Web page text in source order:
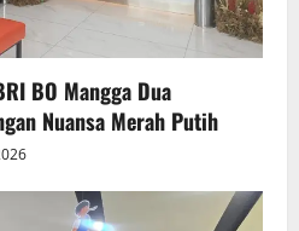
BO Mangga Dua
Nuansa Merah Putih